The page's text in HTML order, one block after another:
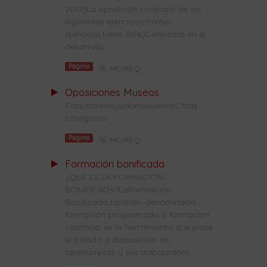
2017)La oposición constará de los
siguientes ejercicios:Primer
ejercicio(turno libre)Consistirá en el
desarrollo...
Página MOREQ
Oposiciones Museos
FacultativoAyudanteAuxiliarOtras
categorías
Página MOREQ
Formación bonificada
¿QUE ES LA FORMACIÓN
BONIFICADA?LaFormación
Bonificada,también denominada
formación programada o formación
continua, es la herramienta que pone
el Estado a disposición de
lasempresas y sus trabajadore...